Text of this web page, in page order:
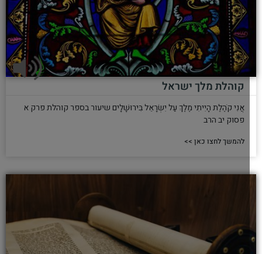
קוהלת מלך ישראל
אֲנִי קֹהֶלֶת הָיִיתִי מֶלֶךְ עַל יִשְׂרָאֵל בִּירוּשָׁלִָים שיעור בספר קוהלת פרק א
פסוק יב הרב
להמשך לחצו כאן >>